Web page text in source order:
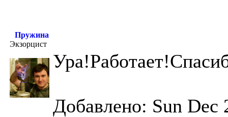
Пружина
Экзорцист
Добавлено: Sun Dec